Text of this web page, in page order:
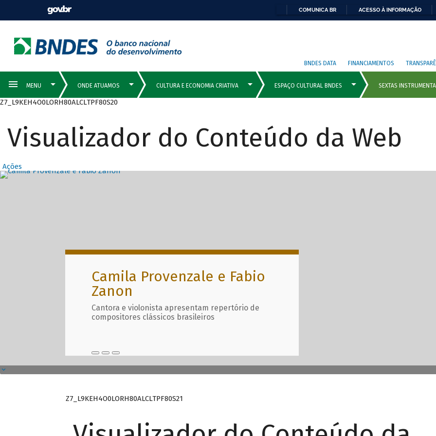
COMUNICA BR ACESSO À INFORMAÇÃO
BNDES DATA FINANCIAMENTOS
Z7_L9KEH4O0LORH80ALCLTPF80S20
Visualizador do Conteúdo da Web
Ações
Destaques Principais com
Camila Provenzale e Fabio
Zanon
Cantora e violonista apresentam repertório de
compositores clássicos brasileiros
Z7_L9KEH4O0LORH80ALCLTPF80S21